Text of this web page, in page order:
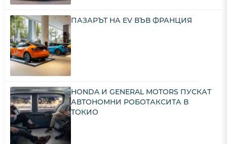
ПАЗАРЪТ НА EV ВЪВ ФРАНЦИЯ
HONDA И GENERAL MOTORS ПУСКАТ
АВТОНОМНИ РОБОТАКСИТА В
ТОКИО